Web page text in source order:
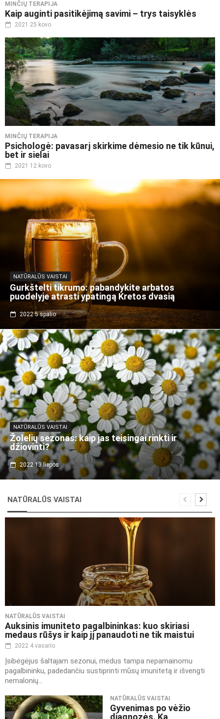
MINČIŲ TERAPIJA
Kaip auginti pasitikėjimą savimi – trys taisyklės
2021 25 kovo
MINČIŲ TERAPIJA
Psichologė: pavasarį skirkime dėmesio ne tik kūnui,
bet ir sielai
2021 12 kovo
NATŪRALŪS VAISTAI
Gurkštelti tikrumo: pabandykite arbatos
puodelyje atrasti ypatingą Kretos dvasią
2022 5 spalio
NATŪRALŪS VAISTAI
Žolelių sezonas: kaip jas teisingai rinkti ir
džiovinti?
2022 13 liepos
NATŪRALŪS VAISTAI
NATŪRALŪS VAISTAI
Auksinis imuniteto pagalbininkas: kuo skiriasi
medaus rūšys ir kaip jį panaudoti ne tik maistui
2022 4 vasario
Įsibėgėjus šaltajam sezonui, medus tampa nepamainomu
pagalbininku, padedančiu sustiprinti mūsų imunitetą ir išvengti
nemalonių...
NATŪRALŪS VAISTAI
Gyvenimas po vėžio